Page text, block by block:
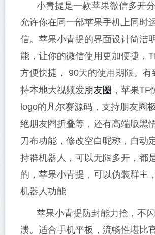
小青提是一款苹果微信多开
允许你在同一部苹果手机上同时
信。苹果小青提的界面设计简洁
能，让你的微信使用更加便捷，
方便快捷， 90天的使用期限。有
持本地大视频发朋友圈 ，苹果
logo的凡尔赛源码，支持朋友圈
绝朋友圈折叠等，还有高端版黑
刀布功能，修改空白昵称，自动
持群机器人，可以无限多开，都
的，苹果小青提，可以伪装群主
机器人功能
苹果小青提防封能力抢，不
溃。适合手机平板，流畅性堪比